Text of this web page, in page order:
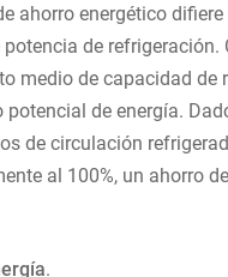
ahorro energético
potencia de
medio de capacidad de
potencial de energía.
de circulación
al 100%, un ahorro
.